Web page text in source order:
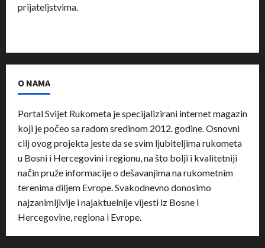
prijateljstvima.
O NAMA
Portal Svijet Rukometa je specijalizirani internet magazin
koji je počeo sa radom sredinom 2012. godine. Osnovni
cilj ovog projekta jeste da se svim ljubiteljima rukometa
u Bosni i Hercegovini i regionu, na što bolji i kvalitetniji
način pruže informacije o dešavanjima na rukometnim
terenima diljem Evrope. Svakodnevno donosimo
najzanimljivije i najaktuelnije vijesti iz Bosne i
Hercegovine, regiona i Evrope.